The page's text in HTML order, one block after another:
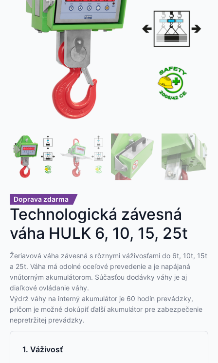
Doprava zdarma
Technologická závesná
váha HULK 6, 10, 15, 25t
Žeriavová váha závesná s rôznymi váživosťami do 6t, 10t, 15t
a 25t. Váha má odolné oceľové prevedenie a je napájaná
vnútorným akumulátorom. Súčasťou dodávky váhy je aj
diaľkové ovládanie váhy.
Výdrž váhy na interný akumulátor je 60 hodín prevádzky,
pričom je možné dokúpiť ďalší akumulátor pre zabezpečenie
nepretržitej prevádzky.
Váživosť